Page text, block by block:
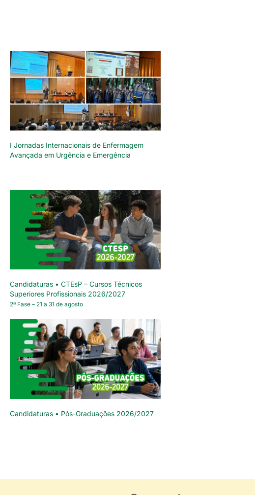
I Jornadas Internacionais de Enfermagem
Avançada em Urgência e Emergência
Candidaturas • CTEsP – Cursos Técnicos
Superiores Profissionais 2026/2027
2ª Fase – 21 a 31 de agosto
Candidaturas • Pós-Graduações 2026/2027